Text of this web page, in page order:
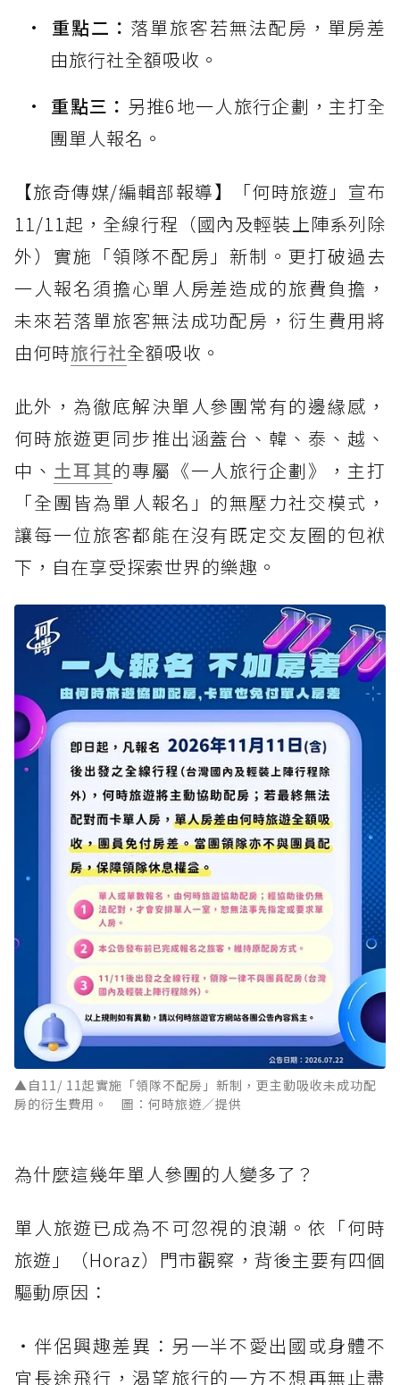
重點二： 落單旅客若無法配房，單房差
由旅行社全額吸收。
重點三： 另推6地一人旅行企劃，主打全
團單人報名。
【旅奇傳媒/編輯部報導】「何時旅遊」宣布
11/11起，全線行程（國內及輕裝上陣系列除
外）實施「領隊不配房」新制。更打破過去
一人報名須擔心單人房差造成的旅費負擔，
未來若落單旅客無法成功配房，衍生費用將
由何時旅行社全額吸收。
此外，為徹底解決單人參團常有的邊緣感，
何時旅遊更同步推出涵蓋台、韓、泰、越、
中、 土耳其的專屬《一人旅行企劃》，主打
「全團皆為單人報名」的無壓力社交模式，
讓每一位旅客都能在沒有既定交友圈的包袱
下，自在享受探索世界的樂趣。
▲自11/ 11起實施「領隊不配房」新制，更主動吸收未成功配
房的衍生費用。 圖：何時旅遊／提供
為什麼這幾年單人參團的人變多了？
單人旅遊已成為不可忽視的浪潮。依「何時
旅遊」（Horaz）門市觀察，背後主要有四個
驅動原因：
・伴侶興趣差異：另一半不愛出國或身體不
宜長途飛行，渴望旅行的一方不想再無止盡